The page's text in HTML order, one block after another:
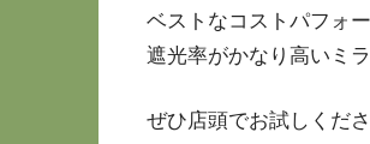
ベストなコストパフォ
遮光率がかなり高いミ
ぜひ店頭でお試しくださ